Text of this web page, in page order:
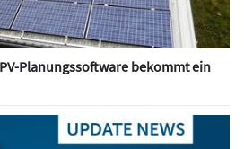
Planungssoftware bekommt ein